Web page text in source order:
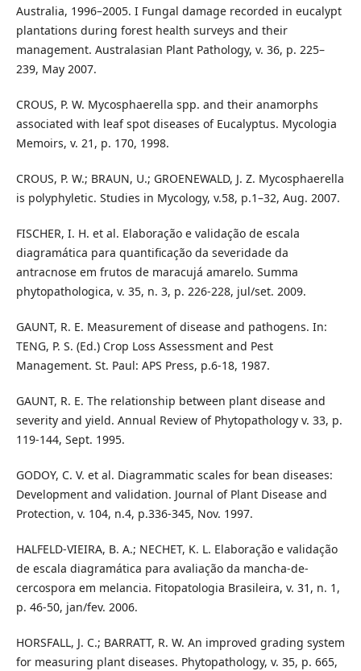
Australia, 1996–2005. I Fungal damage recorded in eucalypt
plantations during forest health surveys and their
management. Australasian Plant Pathology, v. 36, p. 225–
239, May 2007.
CROUS, P. W. Mycosphaerella spp. and their anamorphs
associated with leaf spot diseases of Eucalyptus. Mycologia
Memoirs, v. 21, p. 170, 1998.
CROUS, P. W.; BRAUN, U.; GROENEWALD, J. Z. Mycosphaerella
is polyphyletic. Studies in Mycology, v.58, p.1–32, Aug. 2007.
FISCHER, I. H. et al. Elaboração e validação de escala
diagramática para quantificação da severidade da
antracnose em frutos de maracujá amarelo. Summa
phytopathologica, v. 35, n. 3, p. 226-228, jul/set. 2009.
GAUNT, R. E. Measurement of disease and pathogens. In:
TENG, P. S. (Ed.) Crop Loss Assessment and Pest
Management. St. Paul: APS Press, p.6-18, 1987.
GAUNT, R. E. The relationship between plant disease and
severity and yield. Annual Review of Phytopathology v. 33, p.
119-144, Sept. 1995.
GODOY, C. V. et al. Diagrammatic scales for bean diseases:
Development and validation. Journal of Plant Disease and
Protection, v. 104, n.4, p.336-345, Nov. 1997.
HALFELD-VIEIRA, B. A.; NECHET, K. L. Elaboração e validação
de escala diagramática para avaliação da mancha-de-
cercospora em melancia. Fitopatologia Brasileira, v. 31, n. 1,
p. 46-50, jan/fev. 2006.
HORSFALL, J. C.; BARRATT, R. W. An improved grading system
for measuring plant diseases. Phytopathology, v. 35, p. 665,